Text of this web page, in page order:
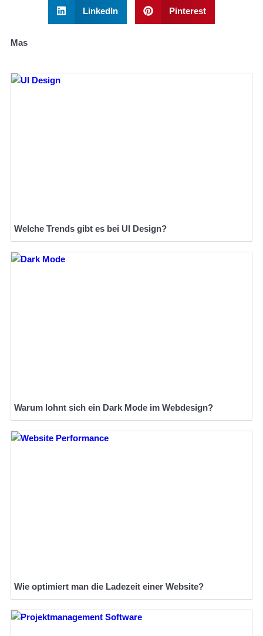
LinkedIn Pinterest
Mas
Welche Trends gibt es bei UI Design?
Warum lohnt sich ein Dark Mode im Webdesign?
Wie optimiert man die Ladezeit einer Website?